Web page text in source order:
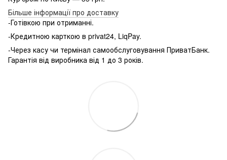
Більше інформації про доставку
-Готівкою при отриманні.
-Кредитною карткою в privat24, LiqPay.
-Через касу чи термінал самообслуговування ПриватБанк.
Гарантія від виробника від 1 до 3 років.